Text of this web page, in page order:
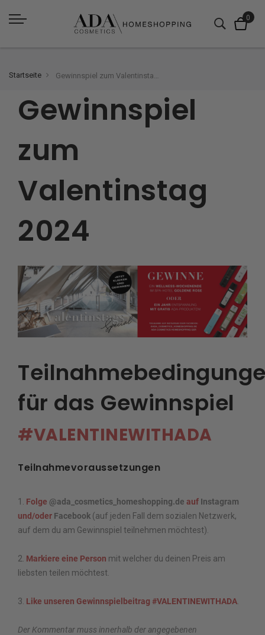
Startseite
Gewinnspiel
zum
Valentinstag
2024
für das Gewinnspiel
#VALENTINEWITHADA
Teilnahmevoraussetzungen
1. Folge @ada_cosmetics_homeshopping.de auf Instagram
und/oder Facebook (auf jeden Fall dem sozialen Netzwerk,
auf dem du am Gewinnspiel teilnehmen möchtest).
2. Markiere eine Person mit welcher du deinen Preis am
liebsten teilen möchtest
3. Like unseren Gewinnspielbeitrag #VALENTINEWITHADA
Der Kommentar muss innerhalb der angegebenen